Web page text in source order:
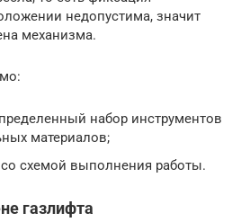
недопустима, значит
механизма.
набор инструментов
материалов;
схемой выполнения работы.
газлифта